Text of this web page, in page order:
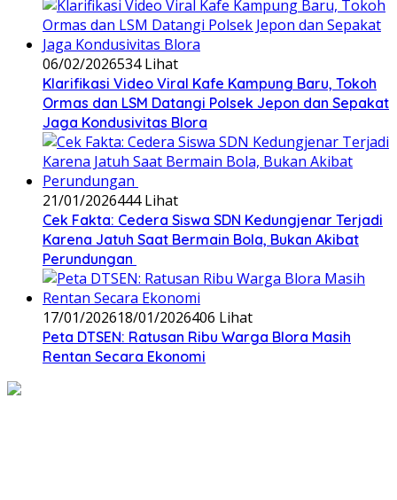
06/02/2026534 Lihat
‎Klarifikasi Video Viral Kafe Kampung Baru, Tokoh
Ormas dan LSM Datangi Polsek Jepon dan Sepakat
Jaga Kondusivitas Blora
21/01/2026444 Lihat
Cek Fakta: Cedera Siswa SDN Kedungjenar Terjadi
Karena Jatuh Saat Bermain Bola, Bukan Akibat
Perundungan ‎
17/01/202618/01/2026406 Lihat
‎Peta DTSEN: Ratusan Ribu Warga Blora Masih
Rentan Secara Ekonomi